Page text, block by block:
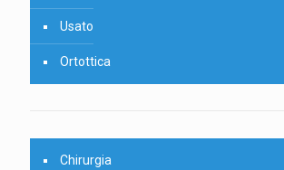
Usato
Ortottica
Chirurgia